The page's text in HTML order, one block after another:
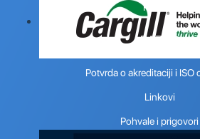
Kontakt
RAZNO
Potvrda o akreditaciji i ISO
Linkovi
Pohvale i prigovori